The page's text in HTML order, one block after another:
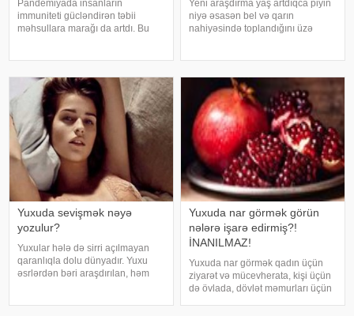
Pandemiyada insanların
immuniteti gücləndirən təbii
məhsullara marağı da artdı. Bu
hindi bitkisi nədir?. xəbər verir ki,
Yeni araşdırma yaş artdıqca piyin
niyə əsasən bel və qarın
nahiyəsində toplandığını üzə
müşahidə edir. Bu isə təkcə esteti
Yuxuda sevişmək nəyə
yozulur?
Yuxular hələ də sirri açılmayan
qaranlıqla dolu dünyadır. Yuxu
əsrlərdən bəri araşdırılan, həm
Yuxuda nar görmək görün
nələrə işarə edirmiş?!
İNANILMAZ!
Yuxuda nar görmək qadın üçün
ziyarət və mücevherata, kişi üçün
də övlada, dövlət məmurları üçün